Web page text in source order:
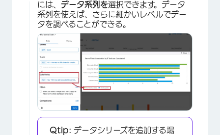
には、 データ系列を選択できます。データ
系列を使えば、さらに細かいレベルでデー
タを調べることができる。
Qtip: データシリーズを追加する場